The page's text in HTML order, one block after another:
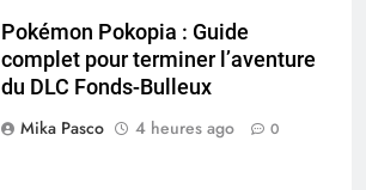
Pokémon Pokopia : Guide
complet pour terminer l’aventure
du DLC Fonds-Bulleux
Mika Pasco
4 heures ago 0